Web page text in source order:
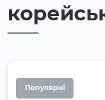
Популярні